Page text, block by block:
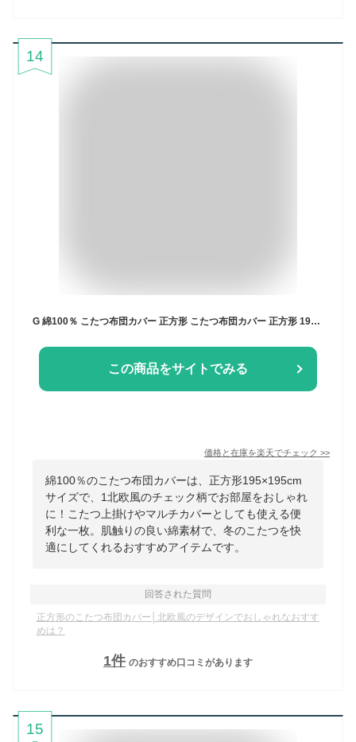
14
この商品をサイトでみる
価格と在庫を楽天でチェック >>
綿100％のこたつ布団カバーは、正方形195×195cm
サイズで、1北欧風のチェック柄でお部屋をおしゃれ
に！こたつ上掛けやマルチカバーとしても使える便
利な一枚。肌触りの良い綿素材で、冬のこたつを快
適にしてくれるおすすめアイテムです。
回答された質問
正方形のこたつ布団カバー│北欧風のデザインでおしゃれなおすす
めは？
1件 のおすすめ口コミがあります
15